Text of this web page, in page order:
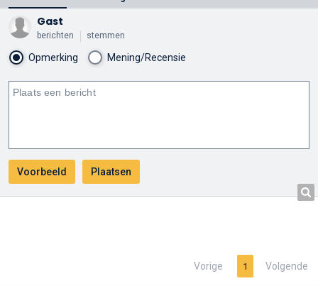
Gast
berichten stemmen
Opmerking Mening/Recensie
Vorige 1 Volgende